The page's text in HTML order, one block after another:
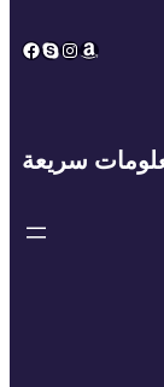
Facebook
Skype
Instagram
Amazon
سريعة